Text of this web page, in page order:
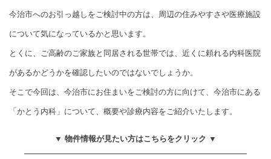
今治市へのお引っ越しをご検討中の方は、周辺の住みやすさや医療施設
について気になっているかと思います。
とくに、ご高齢のご家族と同居される世帯では、近くに頼れる内科医院
があるかどうかを確認したいのではないでしょうか。
そこで今回は、今治市にお住まいをご検討の方に向けて、今治市にある
「かとう内科」について、概要や診療内容をご紹介いたします。
▼ 物件情報が見たい方はこちらをクリック ▼